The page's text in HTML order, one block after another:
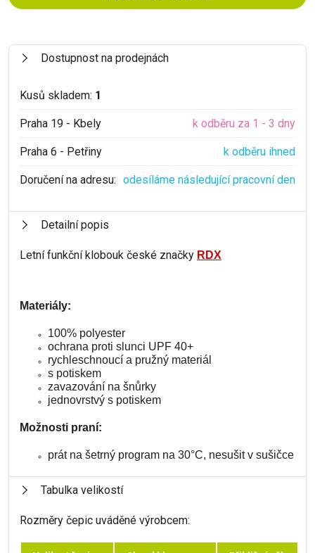
Dostupnost na prodejnách
Kusů skladem: 1
Praha 19 - Kbely k odběru za 1 - 3 dny
Praha 6 - Petřiny k odběru ihned
Doručení na adresu: odesíláme následující pracovní den
Detailní popis
Letní funkční klobouk české značky RDX
Materiály:
100% polyester
ochrana proti slunci UPF 40+
rychleschnoucí a pružný materiál
s potiskem
zavazování na šnůrky
jednovrstvý s potiskem
Možnosti praní:
prát na šetrný program na 30°C, nesušit v sušičce
Tabulka velikostí
Rozměry čepic uváděné výrobcem: